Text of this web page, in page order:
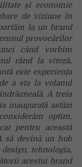
și economie
de viziune în
la un brand
provocărilor
când vorbim
rând la viteză,
este experiența
a sta la volanul
A treia
inaugurată astăzi
optim,
pentru această
să devină un hub
tehnologia,
acestui brand